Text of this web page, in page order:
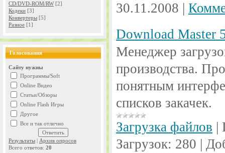
CD/DVD-ROM/RW [2]
Кодеки [3]
Конвертеры [5]
Разное [1]
Голосования
Сайту нужны
Программы/Soft
Online Видео
Статьи/Обзоры
Online Flash Игры
Другое
Все и так отлично
Результаты | Архив опросов
Всего ответов: 20
30.11.2008 |
Download Master
Менеджер
производства.
понятным
списков закачек.
Загрузка файлов |
Загрузок: 280 |